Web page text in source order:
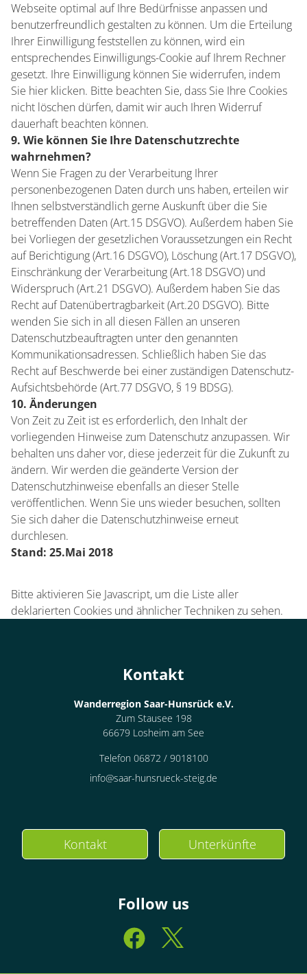
Webseite optimal auf Ihre Bedürfnisse anpassen und
benutzerfreundlich gestalten zu können. Um die Erteilung
Ihrer Einwilligung feststellen zu können, wird ein
entsprechendes Einwilligungs-Cookie auf Ihrem Rechner
gesetzt. Ihre Einwilligung können Sie widerrufen, indem
Sie hier klicken. Bitte beachten Sie, dass Sie Ihre Cookies
nicht löschen dürfen, damit wir auch Ihren Widerruf
dauerhaft beachten können.
9. Wie können Sie Ihre Datenschutzrechte
wahrnehmen?
Wenn Sie Fragen zu der Verarbeitung Ihrer
personenbezogenen Daten durch uns haben, erteilen wir
Ihnen selbstverständlich gerne Auskunft über die Sie
betreffenden Daten (Art.15 DSGVO). Außerdem haben Sie
bei Vorliegen der gesetzlichen Voraussetzungen ein Recht
auf Berichtigung (Art.16 DSGVO), Löschung (Art.17 DSGVO),
Einschränkung der Verarbeitung (Art.18 DSGVO) und
Widerspruch (Art.21 DSGVO). Außerdem haben Sie das
Recht auf Datenübertragbarkeit (Art.20 DSGVO). Bitte
wenden Sie sich in all diesen Fällen an unseren
Datenschutzbeauftragten unter den genannten
Kommunikationsadressen. Schließlich haben Sie das
Recht auf Beschwerde bei einer zuständigen Datenschutz-
Aufsichtsbehörde (Art.77 DSGVO, § 19 BDSG).
10. Änderungen
Von Zeit zu Zeit ist es erforderlich, den Inhalt der
vorliegenden Hinweise zum Datenschutz anzupassen. Wir
behalten uns daher vor, diese jederzeit für die Zukunft zu
ändern. Wir werden die geänderte Version der
Datenschutzhinweise ebenfalls an dieser Stelle
veröffentlichen. Wenn Sie uns wieder besuchen, sollten
Sie sich daher die Datenschutzhinweise erneut
durchlesen.
Stand: 25.Mai 2018
Bitte aktivieren Sie Javascript, um die Liste aller
deklarierten Cookies und ähnlicher Techniken zu sehen.
Kontakt
Wanderregion Saar-Hunsrück e.V.
Zum Stausee 198
66679 Losheim am See
Telefon 06872 / 9018100
info@saar-hunsrueck-steig.de
Kontakt Unterkünfte
Follow us